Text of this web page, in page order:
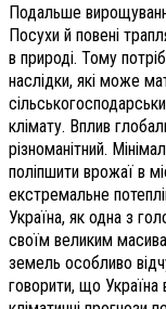
Подальше
Посухи й повені
в природі. Тому
наслідки, які може
клімату. Вплив
різноманітний.
поліпшити врожаї в
екстремальне
Україна, як одна з
своїм великим
земель особливо
говорити, що Україна